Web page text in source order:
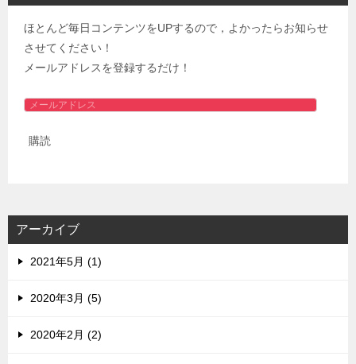
ほとんど毎日コンテンツをUPするので，よかったらお知らせ
させてください！
メールアドレスを登録するだけ！
メ
ル
ス
購読
アーカイブ
2021年5月 (1)
2020年3月 (5)
2020年2月 (2)